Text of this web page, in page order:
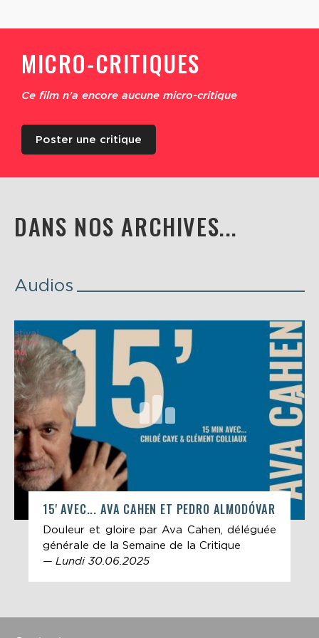
MICRO-CRITIQUES
Ce film n'a encore aucune micro-critique
Poster une critique
DANS NOS ARCHIVES...
Audios
15' AVEC... AVA CAHEN ET PEDRO ALMODÓVAR
Douleur et gloire par Ava Cahen, déléguée
générale de la Semaine de la Critique
— Lundi 30.06.2025